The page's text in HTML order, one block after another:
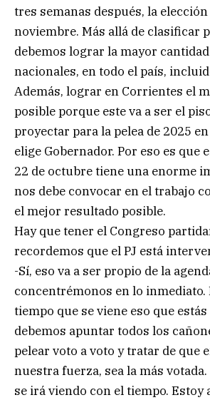
tres semanas después, la
noviembre. Más allá de clasificar
debemos lograr la mayor
nacionales, en todo el país,
Además, lograr en Corrientes el
posible porque este va a ser el
proyectar para la pelea de 2025
elige Gobernador. Por eso es que
22 de octubre tiene una enorme
nos debe convocar en el trabajo
el mejor resultado posible.
Hay que tener el Congreso
recordemos que el PJ está
-Sí, eso va a ser propio de la
concentrémonos en lo inmediato.
tiempo que se viene eso que
debemos apuntar todos los
pelear voto a voto y tratar de que
nuestra fuerza, sea la más
se irá viendo con el tiempo. Estoy